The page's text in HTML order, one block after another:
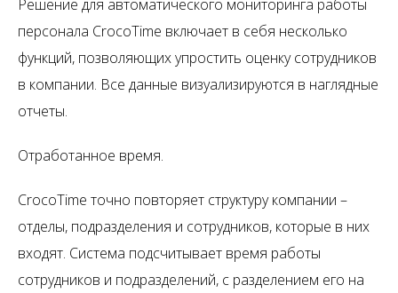
Решение для автоматического мониторинга работы
персонала CrocoTime включает в себя несколько
функций, позволяющих упростить оценку сотрудников
в компании. Все данные визуализируются в наглядные
отчеты.
Отработанное время.
CrocoTime точно повторяет структуру компании –
отделы, подразделения и сотрудников, которые в них
входят. Система подсчитывает время работы
сотрудников и подразделений, с разделением его на